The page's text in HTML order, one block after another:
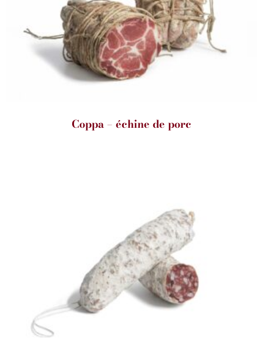
Coppa – échine de porc